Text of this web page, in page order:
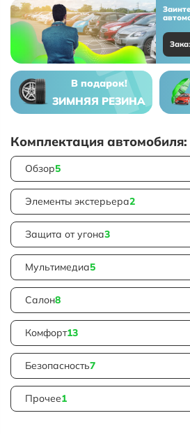
В подарок!
ЗИМНЯЯ РЕЗИНА
Комплектация автомобиля:
Обзор5
Элементы экстерьера2
Защита от угона3
Мультимедиа5
Салон8
Комфорт13
Безопасность7
Прочее1